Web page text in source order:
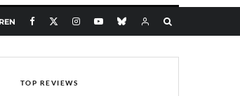
TOP REVIEWS